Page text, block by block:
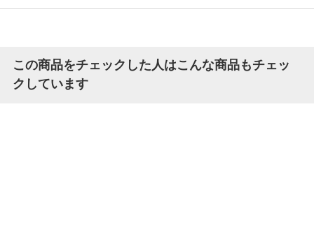
この商品をチェックした人はこんな商品もチェッ
クしています